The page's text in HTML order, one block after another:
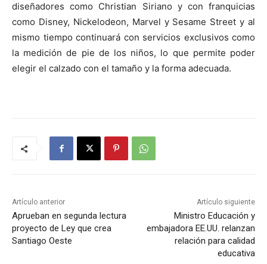
diseñadores como Christian Siriano y con franquicias
como Disney, Nickelodeon, Marvel y Sesame Street y al
mismo tiempo continuará con servicios exclusivos como
la medición de pie de los niños, lo que permite poder
elegir el calzado con el tamaño y la forma adecuada.
Artículo anterior
Aprueban en segunda lectura
proyecto de Ley que crea
Santiago Oeste
Artículo siguiente
Ministro Educación y
embajadora EE.UU. relanzan
relación para calidad
educativa